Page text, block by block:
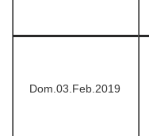
Dom.03.Feb.2019